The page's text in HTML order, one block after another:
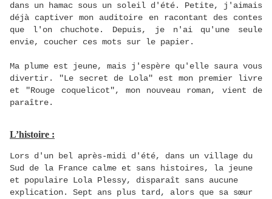
dans un hamac sous un soleil d'été. Petite, j'aimais
déjà captiver mon auditoire en racontant des contes
que l'on chuchote. Depuis, je n'ai qu'une seule
envie, coucher ces mots sur le papier.
Ma plume est jeune, mais j'espère qu'elle saura vous
divertir. "Le secret de Lola" est mon premier livre
et "Rouge coquelicot", mon nouveau roman, vient de
paraître.
L’histoire :
Lors d'un bel après-midi d'été, dans un village du
Sud de la France calme et sans histoires, la jeune
et populaire Lola Plessy, disparaît sans aucune
explication. Sept ans plus tard, alors que sa sœur